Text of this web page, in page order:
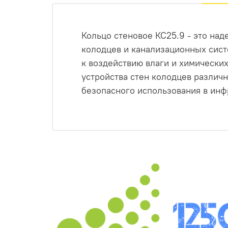
Кольцо стеновое КС25.9 - это
колодцев и канализационных
к воздействию влаги и
устройства стен колодцев
безопасного использования в